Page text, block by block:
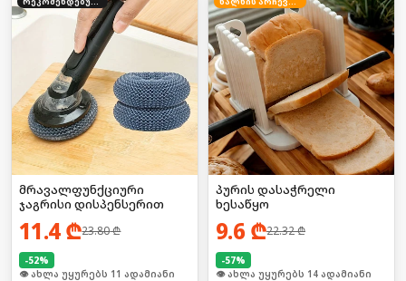
მრავალფუნქციური
ჯაგრისი დისპენსერით
11.4₾23.80₾
-52%
🛒 ბოლო 24სთ-ში იყიდა 20-მა
პურის დასაჭრელი
ხესაწყო
9.6 ₾22.32₾
-57%
🛒 ბოლო 24სთ-ში იყიდა 23-მა